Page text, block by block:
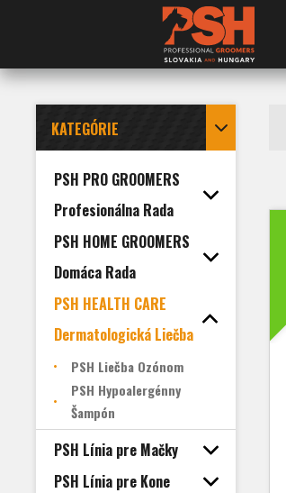
KATEGÓRIE
PSH PRO GROOMERS
Profesionálna Rada
PSH HOME GROOMERS
Domáca Rada
PSH HEALTH CARE
Dermatologická Liečba
PSH Liečba Ozónom
PSH Hypoalergénny
Šampón
PSH Línia pre Mačky
PSH Línia pre Kone